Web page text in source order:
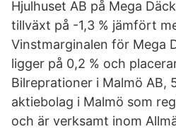
Hjulhuset AB på Mega
tillväxt på -1,3 % jämfört
Vinstmarginalen för Mega
ligger på 0,2 % och
Bilreprationer i Malmö AB,
aktiebolag i Malmö som
och är verksamt inom